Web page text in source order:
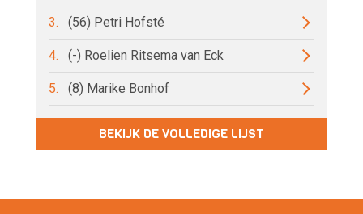
3. (56) Petri Hofsté
4. (-) Roelien Ritsema van Eck
5. (8) Marike Bonhof
BEKIJK DE VOLLEDIGE LIJST